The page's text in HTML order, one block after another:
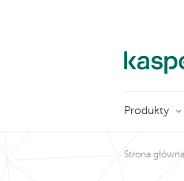
Produkty
Strona główna